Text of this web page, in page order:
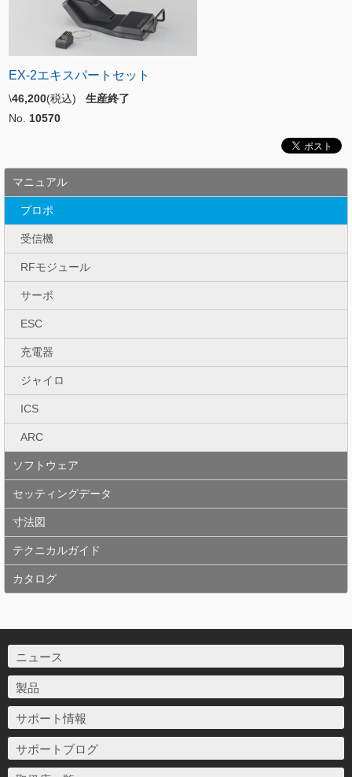
EX-2エキスパートセット
\46,200(税込) 生産終了
No. 10570
マニュアル
プロポ
受信機
RFモジュール
サーボ
ESC
充電器
ジャイロ
ICS
ARC
ソフトウェア
セッティングデータ
寸法図
テクニカルガイド
カタログ
ニュース
製品
サポート情報
サポートブログ